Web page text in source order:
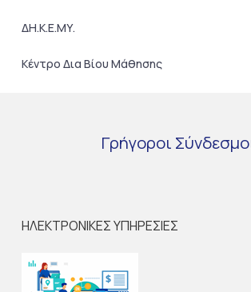
ΔΗ.Κ.Ε.ΜΥ.
Κέντρο Δια Βίου Μάθησης
Γρήγοροι
ΗΛΕΚΤΡΟΝΙΚΕΣ ΥΠΗΡΕΣΙΕΣ